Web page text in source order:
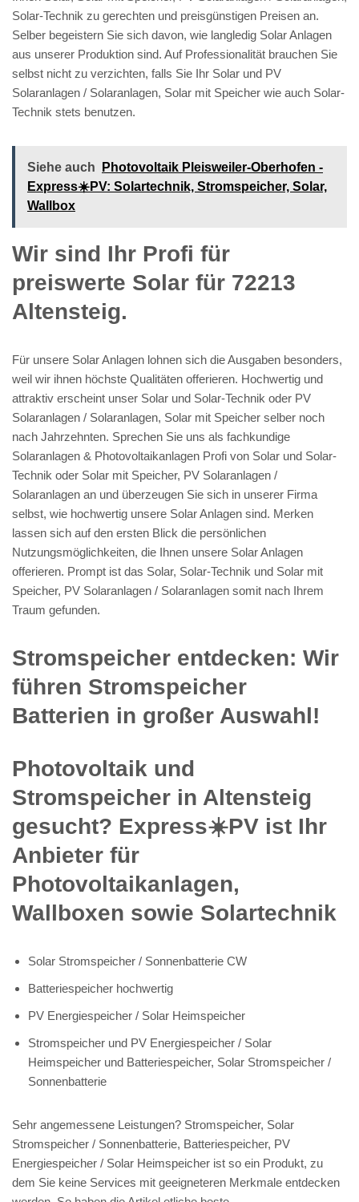
Solar-Technik zu gerechten und preisgünstigen Preisen an.
Selber begeistern Sie sich davon, wie langledig Solar Anlagen
aus unserer Produktion sind. Auf Professionalität brauchen Sie
selbst nicht zu verzichten, falls Sie Ihr Solar und PV
Solaranlagen / Solaranlagen, Solar mit Speicher wie auch Solar-
Technik stets benutzen.
Siehe auch
Photovoltaik Pleisweiler-Oberhofen -
Express☀️PV️: Solartechnik, Stromspeicher, Solar,
Wallbox
Wir sind Ihr Profi für
preiswerte Solar für 72213
Altensteig.
Für unsere Solar Anlagen lohnen sich die Ausgaben besonders,
weil wir ihnen höchste Qualitäten offerieren. Hochwertig und
attraktiv erscheint unser Solar und Solar-Technik oder PV
Solaranlagen / Solaranlagen, Solar mit Speicher selber noch
nach Jahrzehnten. Sprechen Sie uns als fachkundige
Solaranlagen & Photovoltaikanlagen Profi von Solar und Solar-
Technik oder Solar mit Speicher, PV Solaranlagen /
Solaranlagen an und überzeugen Sie sich in unserer Firma
selbst, wie hochwertig unsere Solar Anlagen sind. Merken
lassen sich auf den ersten Blick die persönlichen
Nutzungsmöglichkeiten, die Ihnen unsere Solar Anlagen
offerieren. Prompt ist das Solar, Solar-Technik und Solar mit
Speicher, PV Solaranlagen / Solaranlagen somit nach Ihrem
Traum gefunden.
Stromspeicher entdecken: Wir
führen Stromspeicher
Batterien in großer Auswahl!
Photovoltaik und
Stromspeicher in Altensteig
gesucht? Express☀️PV️ ist Ihr
Anbieter für
Photovoltaikanlagen,
Wallboxen sowie Solartechnik
Solar Stromspeicher / Sonnenbatterie CW
Batteriespeicher hochwertig
PV Energiespeicher / Solar Heimspeicher
Stromspeicher und PV Energiespeicher / Solar
Heimspeicher und Batteriespeicher, Solar Stromspeicher /
Sonnenbatterie
Sehr angemessene Leistungen? Stromspeicher, Solar
Stromspeicher / Sonnenbatterie, Batteriespeicher, PV
Energiespeicher / Solar Heimspeicher ist so ein Produkt, zu
dem Sie keine Services mit geeigneteren Merkmale entdecken